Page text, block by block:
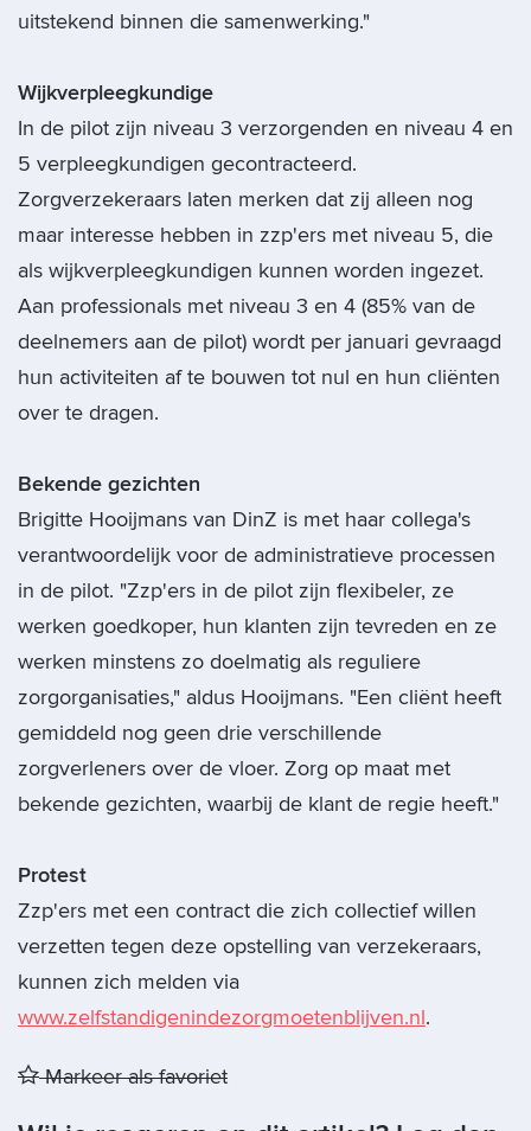
uitstekend binnen die samenwerking."
Wijkverpleegkundige
In de pilot zijn niveau 3 verzorgenden en niveau 4 en
5 verpleegkundigen gecontracteerd.
Zorgverzekeraars laten merken dat zij alleen nog
maar interesse hebben in zzp'ers met niveau 5, die
als wijkverpleegkundigen kunnen worden ingezet.
Aan professionals met niveau 3 en 4 (85% van de
deelnemers aan de pilot) wordt per januari gevraagd
hun activiteiten af te bouwen tot nul en hun cliënten
over te dragen.
Bekende gezichten
Brigitte Hooijmans van DinZ is met haar collega's
verantwoordelijk voor de administratieve processen
in de pilot. "Zzp'ers in de pilot zijn flexibeler, ze
werken goedkoper, hun klanten zijn tevreden en ze
werken minstens zo doelmatig als reguliere
zorgorganisaties," aldus Hooijmans. "Een cliënt heeft
gemiddeld nog geen drie verschillende
zorgverleners over de vloer. Zorg op maat met
bekende gezichten, waarbij de klant de regie heeft."
Protest
Zzp'ers met een contract die zich collectief willen
verzetten tegen deze opstelling van verzekeraars,
kunnen zich melden via
www.zelfstandigenindezorgmoetenblijven.nl.
Markeer als favoriet